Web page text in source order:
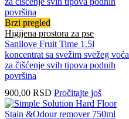
Brzi pregled
Higijena prostora za pse
Sanilove Fruit Time 1.5l
koncentrat sa svežim svežeg voća
za čišćenje svih tipova podnih
površina
900,00 RSD Pročitajte još